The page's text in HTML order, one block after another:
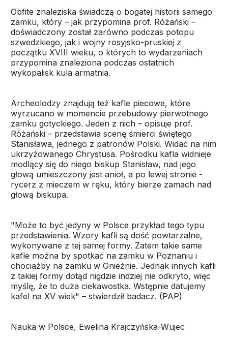
Obfite znaleziska świadczą o bogatej historii samego
zamku, który – jak przypomina prof. Różański –
doświadczony został zarówno podczas potopu
szwedzkiego, jak i wojny rosyjsko-pruskiej z
początku XVIII wieku, o których to wydarzeniach
przypomina znaleziona podczas ostatnich
wykopalisk kula armatnia.
Archeolodzy znajdują też kafle piecowe, które
wyrzucano w momencie przebudowy pierwotnego
zamku gotyckiego. Jeden z nich – opisuje prof.
Różański – przedstawia scenę śmierci świętego
Stanisława, jednego z patronów Polski. Widać na nim
ukrzyżowanego Chrystusa. Pośrodku kafla widnieje
modlący się do niego biskup Stanisław, nad jego
głową umieszczony jest anioł, a po lewej stronie -
rycerz z mieczem w ręku, który bierze zamach nad
głową biskupa.
"Może to być jedyny w Polsce przykład tego typu
przedstawienia. Wzory kafli są dość powtarzalne,
wykonywane z tej samej formy. Zatem takie same
kafle można by spotkać na zamku w Poznaniu i
chociażby na zamku w Gnieźnie. Jednak innych kafli
z takiej formy dotąd nigdzie indziej nie odkryto, więc
myślę, że to duża ciekawostka. Wstępnie datujemy
kafel na XV wiek" – stwierdził badacz. (PAP)
Nauka w Polsce, Ewelina Krajczyńska-Wujec